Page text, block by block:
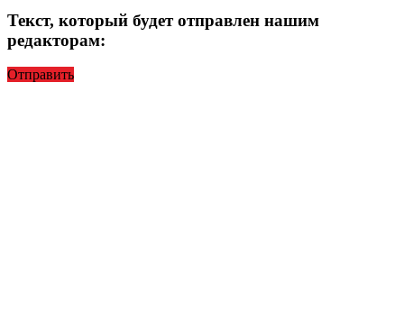
Текст, который будет отправлен нашим
редакторам:
Отправить